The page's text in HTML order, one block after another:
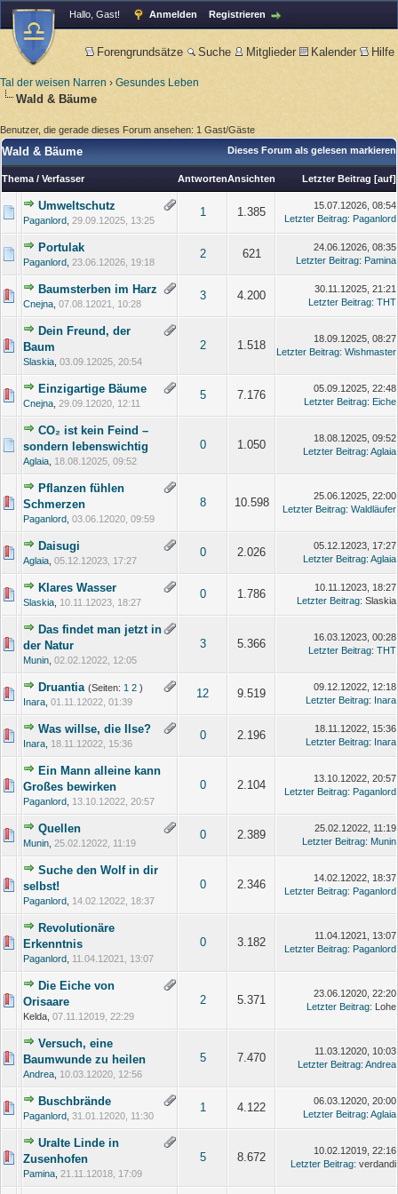
Hallo, Gast! Anmelden Registrieren
Forengrundsätze Suche Mitglieder Kalender Hilfe
Tal der weisen Narren › Gesundes Leben
Wald & Bäume
Benutzer, die gerade dieses Forum ansehen: 1 Gast/Gäste
Dieses Forum als gelesen markieren
Wald & Bäume
Thema / Verfasser AntwortenAnsichten Letzter Beitrag [auf]
Umweltschutz
Paganlord 29.09.12025, 13:25
1 1.385
15.07.12026, 08:54
Letzter Beitrag: Paganlord
Portulak
Paganlord 23.06.12026, 19:18
2 621
24.06.12026, 08:35
Letzter Beitrag: Pamina
Baumsterben im Harz
Cnejna 07.08.12021, 10:28
3 4.200
30.11.12025, 21:21
Letzter Beitrag: THT
Dein Freund, der
Baum
Slaskia 03.09.12025, 20:54
2 1.518
18.09.12025, 08:27
Letzter Beitrag: Wishmaster
Einzigartige Bäume
Cnejna 29.09.12020, 12:11
5 7.176
05.09.12025, 22:48
Letzter Beitrag: Eiche
CO₂ ist kein Feind –
sondern lebenswichtig
Aglaia 18.08.12025, 09:52
0 1.050
18.08.12025, 09:52
Letzter Beitrag: Aglaia
Pflanzen fühlen
Schmerzen
Paganlord 03.06.12020, 09:59
8 10.598
25.06.12025, 22:00
Letzter Beitrag: Waldläufer
Daisugi
Aglaia 05.12.12023, 17:27
0 2.026
05.12.12023, 17:27
Letzter Beitrag: Aglaia
Klares Wasser
Slaskia 10.11.12023, 18:27
0 1.786
10.11.12023, 18:27
Letzter Beitrag: Slaskia
Das findet man jetzt in
der Natur
Munin 02.02.12022, 12:05
3 5.366
16.03.12023, 00:28
Letzter Beitrag: THT
Druantia (Seiten: 1 2 )
Inara 01.11.12022, 01:39
12 9.519
09.12.12022, 12:18
Letzter Beitrag: Inara
Was willse, die Ilse?
Inara 18.11.12022, 15:36
0 2.196
18.11.12022, 15:36
Letzter Beitrag: Inara
Ein Mann alleine kann
Großes bewirken
Paganlord 13.10.12022, 20:57
0 2.104
13.10.12022, 20:57
Letzter Beitrag: Paganlord
Quellen
Munin 25.02.12022, 11:19
0 2.389
25.02.12022, 11:19
Letzter Beitrag: Munin
Suche den Wolf in dir
selbst!
Paganlord 14.02.12022, 18:37
0 2.346
14.02.12022, 18:37
Letzter Beitrag: Paganlord
Revolutionäre
Erkenntnis
Paganlord 11.04.12021, 13:07
0 3.182
11.04.12021, 13:07
Letzter Beitrag: Paganlord
Die Eiche von
Orisaare
Kelda, 07.11.12019, 22:29
2 5.371
23.06.12020, 22:20
Letzter Beitrag: Lohe
Versuch, eine
Baumwunde zu heilen
Andrea 10.03.12020, 12:56
5 7.470
11.03.12020, 10:03
Letzter Beitrag: Andrea
Buschbrände
Paganlord 31.01.12020, 11:30
1 4.122
06.03.12020, 20:00
Letzter Beitrag: Aglaia
Uralte Linde in
Zusenhofen
Pamina 21.11.12018, 17:09
5 8.672
10.02.12019, 22:16
Letzter Beitrag: verdandi